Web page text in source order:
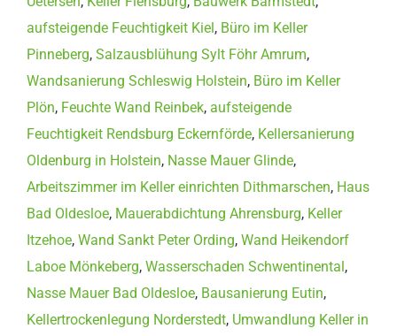
aufsteigende Feuchtigkeit Kiel, Büro im Keller
Pinneberg, Salzausblühung Sylt Föhr Amrum,
Wandsanierung Schleswig Holstein, Büro im Keller
Plön, Feuchte Wand Reinbek, aufsteigende
Feuchtigkeit Rendsburg Eckernförde, Kellersanierung
Oldenburg in Holstein, Nasse Mauer Glinde,
Arbeitszimmer im Keller einrichten Dithmarschen, Haus
Bad Oldesloe, Mauerabdichtung Ahrensburg, Keller
Itzehoe, Wand Sankt Peter Ording, Wand Heikendorf
Laboe Mönkeberg, Wasserschaden Schwentinental,
Nasse Mauer Bad Oldesloe, Bausanierung Eutin,
Kellertrockenlegung Norderstedt, Umwandlung Keller in